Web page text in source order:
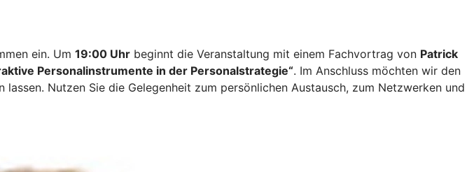
ein. Um 19:00 Uhr beginnt die Veranstaltung mit einem Fachvortrag von Patrick
Personalinstrumente in der Personalstrategie“. Im Anschluss möchten wir den
lassen. Nutzen Sie die Gelegenheit zum persönlichen Austausch, zum Netzwerken und